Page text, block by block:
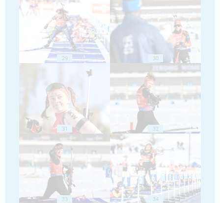
29 30
31 32
33 34